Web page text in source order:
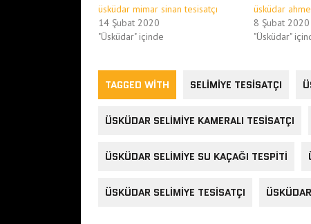
üsküdar mimar sinan tesisatçı
14 Şubat 2020
"Üsküdar" içinde
üsküdar
8 Şubat 2020
"Üsküdar"
TAGGED WITH SELIMIYE TESISATÇI
ÜSKÜDAR SELIMIYE KAMERALI TESISATÇI
ÜSKÜDAR SELIMIYE SU KAÇAĞI TESPITI
ÜSKÜDAR SELIMIYE TESISATÇI